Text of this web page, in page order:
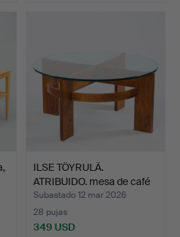
ILSE TÖYRULÄ.
ATRIBUIDO. mesa de café
«Lia…
Subastado 12 mar 2026
28 pujas
349 USD